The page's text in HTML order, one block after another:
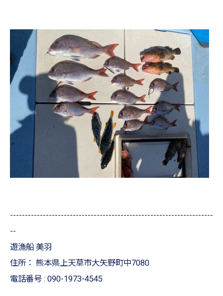
--------------------------------------------------------------------
--
遊漁船 美羽
住所： 熊本県上天草市大矢野町中7080
電話番号 : 090-1973-4545